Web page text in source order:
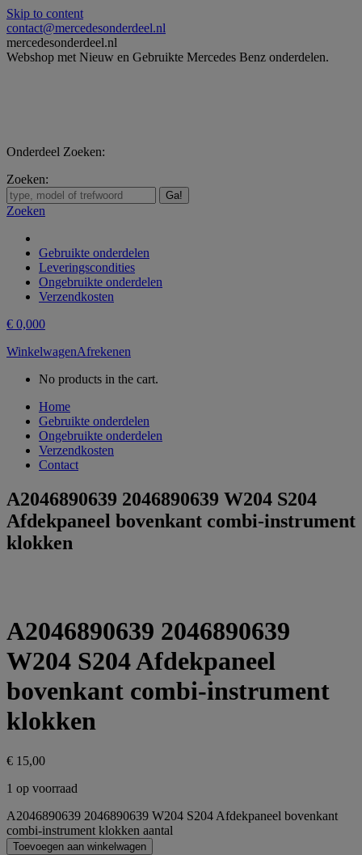
Skip to content
contact@mercedesonderdeel.nl
mercedesonderdeel.nl
Webshop met Nieuw en Gebruikte Mercedes Benz onderdelen.
Onderdeel Zoeken:
Zoeken:
Zoeken
Gebruikte onderdelen
Leveringscondities
Ongebruikte onderdelen
Verzendkosten
€ 0,000
WinkelwagenAfrekenen
No products in the cart.
Home
Gebruikte onderdelen
Ongebruikte onderdelen
Verzendkosten
Contact
A2046890639 2046890639 W204 S204
Afdekpaneel bovenkant combi-instrument
klokken
A2046890639 2046890639
W204 S204 Afdekpaneel
bovenkant combi-instrument
klokken
€ 15,00
1 op voorraad
A2046890639 2046890639 W204 S204 Afdekpaneel bovenkant
combi-instrument klokken aantal
Toevoegen aan winkelwagen